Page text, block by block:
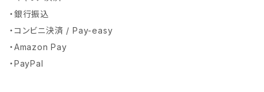
・銀行振込
・コンビニ決済 / Pay-easy
・Amazon Pay
・PayPal